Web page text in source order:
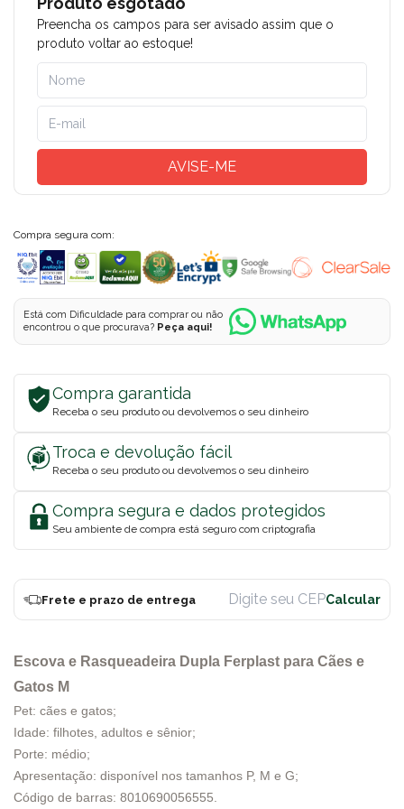
Preencha os campos para ser avisado assim que o
produto voltar ao estoque!
AVISE-ME
Compra segura com:
Está com Dificuldade para comprar ou não
encontrou o que procurava? Peça aqui!
Compra garantida
Receba o seu produto ou devolvemos o seu dinheiro
Troca e devolução fácil
Receba o seu produto ou devolvemos o seu dinheiro
Compra segura e dados protegidos
Seu ambiente de compra está seguro com criptografia
Frete e prazo de entrega
Escova e Rasqueadeira Dupla Ferplast para Cães e
Gatos M
Pet: cães e gatos;
Idade: filhotes, adultos e sênior;
Porte: médio;
Apresentação: disponível nos tamanhos P, M e G;
Código de barras: 8010690056555.